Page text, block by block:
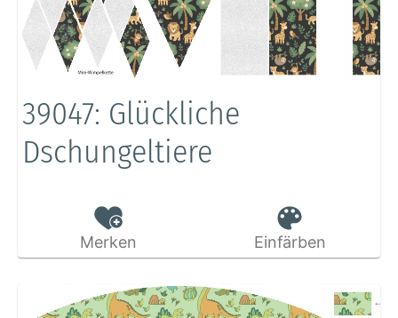
39047: Glückliche
Dschungeltiere
Merken Einfärben